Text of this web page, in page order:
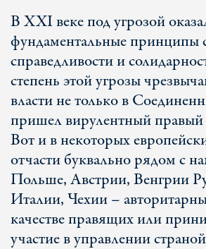
В ХХI веке под угрозой
фундаментальные принципы
справедливости и
степень этой угрозы
власти не только в
пришел вирулентный правый
Вот и в некоторых
отчасти буквально рядом с
Польше, Австрии, Венгрии
Италии, Чехии –
качестве правящих или
участие в управлении